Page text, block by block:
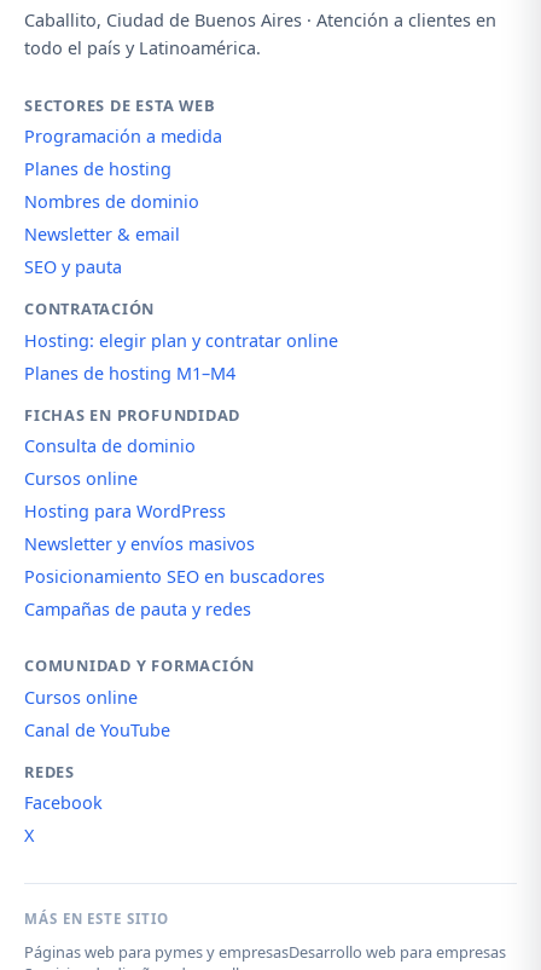
Caballito, Ciudad de Buenos Aires · Atención a clientes en
todo el país y Latinoamérica.
SECTORES DE ESTA WEB
Programación a medida
Planes de hosting
Nombres de dominio
Newsletter & email
SEO y pauta
CONTRATACIÓN
Hosting: elegir plan y contratar online
Planes de hosting M1–M4
FICHAS EN PROFUNDIDAD
Consulta de dominio
Cursos online
Hosting para WordPress
Newsletter y envíos masivos
Posicionamiento SEO en buscadores
Campañas de pauta y redes
COMUNIDAD Y FORMACIÓN
Cursos online
Canal de YouTube
REDES
Facebook
X
MÁS EN ESTE SITIO
Páginas web para pymes y empresasDesarrollo web para empresas